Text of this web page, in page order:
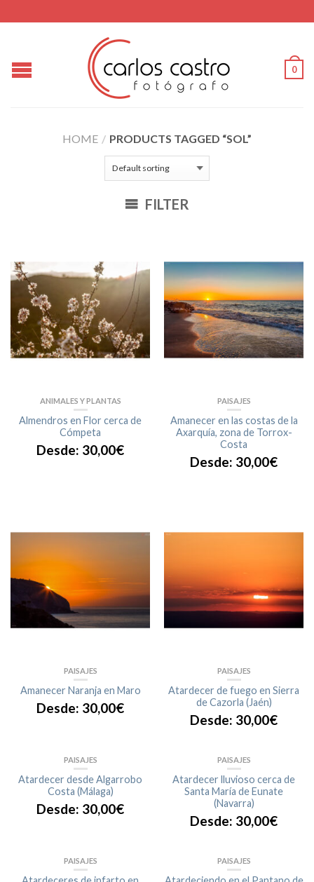
0
HOME / PRODUCTS TAGGED “SOL”
FILTER
ANIMALES Y PLANTAS
Almendros en Flor cerca de
Cómpeta
Desde: 30,00€
PAISAJES
Amanecer en las costas de la
Axarquía, zona de Torrox-
Costa
Desde: 30,00€
PAISAJES
Amanecer Naranja en Maro
Desde: 30,00€
PAISAJES
Atardecer de fuego en Sierra
de Cazorla (Jaén)
Desde: 30,00€
PAISAJES
Atardecer desde Algarrobo
Costa (Málaga)
Desde: 30,00€
PAISAJES
Atardecer lluvioso cerca de
Santa María de Eunate
(Navarra)
Desde: 30,00€
PAISAJES PAISAJES